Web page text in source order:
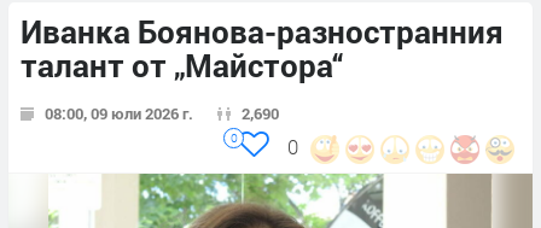
Иванка Боянова-разностранния
талант от „Майстора“
08:00, 09 юли 2026 г. 2,690
0
0